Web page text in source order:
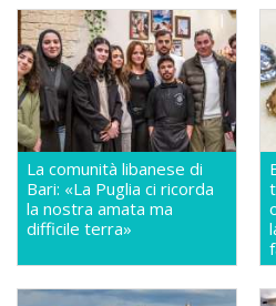
La comunità libanese di
Bari: «La Puglia ci ricorda
la nostra amata ma
difficile terra»